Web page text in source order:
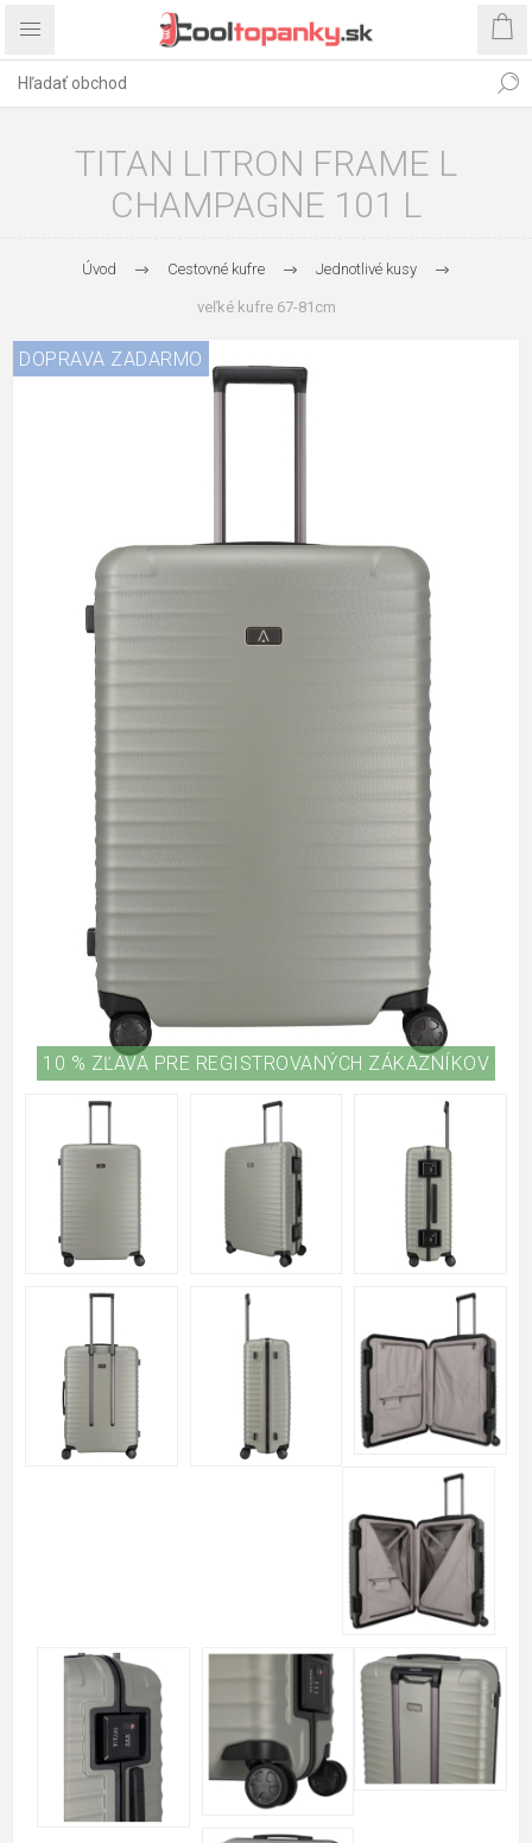
TITAN LITRON FRAME L
CHAMPAGNE 101 L
Úvod Cestovné kufre Jednotlivé kusy
veľké kufre 67-81cm
DOPRAVA ZADARMO
10 % ZĽAVA PRE REGISTROVANÝCH ZÁKAZNÍKOV